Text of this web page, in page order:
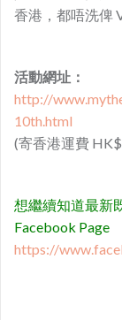
香港，都唔洗俾
活動網址：
http://
10th.html
(寄香港運費
想繼續知道最新
Facebook Page
https://